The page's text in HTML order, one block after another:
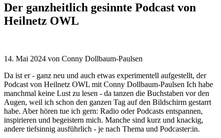
Der ganzheitlich gesinnte Podcast von
Heilnetz OWL
14. Mai 2024 von Conny Dollbaum-Paulsen
Da ist er - ganz neu und auch etwas experimentell aufgestellt, der
Podcast von Heilnetz OWL mit Conny Dollbaum-Paulsen Ich habe
manchmal keine Lust zu lesen - da tanzen die Buchstaben vor den
Augen, weil ich schon den ganzen Tag auf den Bildschirm gestarrt
habe. Aber hören tue ich gern: Radio oder Podcasts entspannen,
inspirieren und begeistern mich. Manche sind kurz und knackig,
andere tiefsinnig ausführlich - je nach Thema und Podcaster:in.